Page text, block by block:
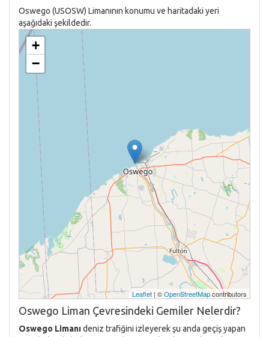
Oswego (USOSW) Limanının konumu ve haritadaki yeri
aşağıdaki şekildedir.
+
−
Leaflet | ©OpenStreetMapcontributors
Oswego Liman Çevresindeki Gemiler Nelerdir?
Oswego Limanıdeniz trafiğini izleyerek şu anda geçiş yapan